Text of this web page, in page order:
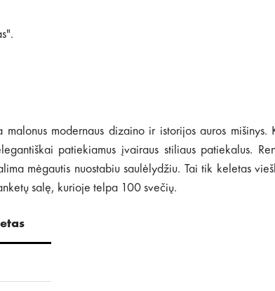
modernaus dizaino ir istorijos auros mišinys.
patiekiamus įvairaus stiliaus patiekalus.
mėgautis nuostabiu saulėlydžiu. Tai tik keletas
salę, kurioje telpa 100 svečių.